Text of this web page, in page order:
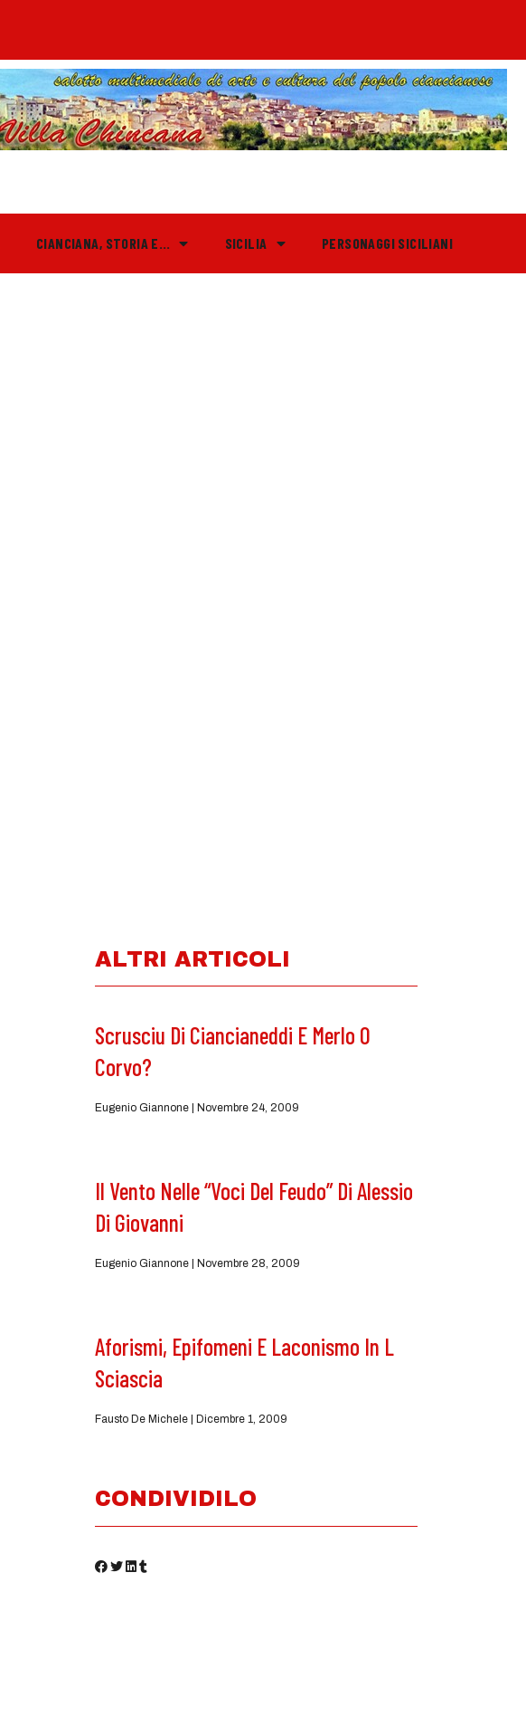
CIANCIANA, STORIA E… SICILIA PERSONAGGI SICILIANI
ALTRI ARTICOLI
Scrusciu Di Ciancianeddi E Merlo O
Corvo?
Eugenio Giannone Novembre 24, 2009
Il Vento Nelle “Voci Del Feudo” Di Alessio
Di Giovanni
Eugenio Giannone Novembre 28, 2009
Aforismi, Epifomeni E Laconismo In L
Sciascia
Fausto De Michele Dicembre 1, 2009
CONDIVIDILO